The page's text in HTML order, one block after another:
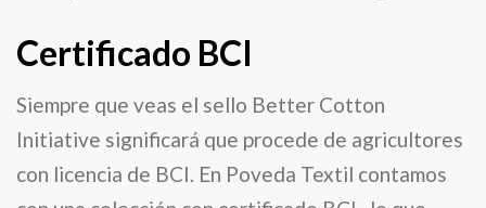
Certificado BCI
Siempre que veas el sello Better Cotton
Initiative significará que procede de agricultores
con licencia de BCI. En Poveda Textil contamos